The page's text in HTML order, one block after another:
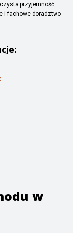
przyjemność.
i fachowe doradztwo
w